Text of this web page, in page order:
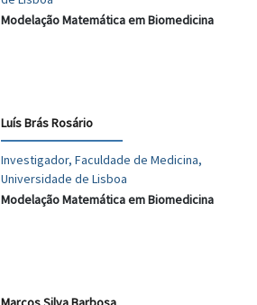
Modelação Matemática em Biomedicina
Luís Brás Rosário
Investigador, Faculdade de Medicina,
Universidade de Lisboa
Modelação Matemática em Biomedicina